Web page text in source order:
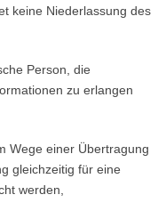
keine Niederlassung des
Person, die
zu erlangen
Wege einer Übertragung
gleichzeitig für eine
werden,